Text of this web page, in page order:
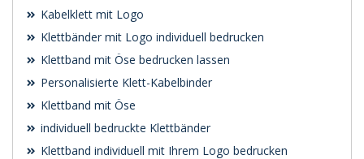
Kabelklett mit Logo
Klettbänder mit Logo individuell bedrucken
Klettband mit Öse bedrucken lassen
Personalisierte Klett-Kabelbinder
Klettband mit Öse
individuell bedruckte Klettbänder
Klettband individuell mit Ihrem Logo bedrucken